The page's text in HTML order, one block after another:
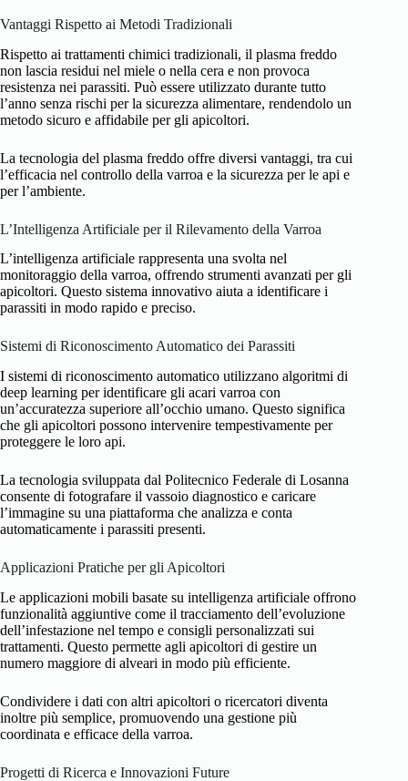
Vantaggi Rispetto ai Metodi Tradizionali
Rispetto ai trattamenti chimici tradizionali, il plasma freddo
non lascia residui nel miele o nella cera e non provoca
resistenza nei parassiti. Può essere utilizzato durante tutto
l’anno senza rischi per la sicurezza alimentare, rendendolo un
metodo sicuro e affidabile per gli apicoltori.
La tecnologia del plasma freddo offre diversi vantaggi, tra cui
l’efficacia nel controllo della varroa e la sicurezza per le api e
per l’ambiente.
L’Intelligenza Artificiale per il Rilevamento della Varroa
L’intelligenza artificiale rappresenta una svolta nel
monitoraggio della varroa, offrendo strumenti avanzati per gli
apicoltori. Questo sistema innovativo aiuta a identificare i
parassiti in modo rapido e preciso.
Sistemi di Riconoscimento Automatico dei Parassiti
I sistemi di riconoscimento automatico utilizzano algoritmi di
deep learning per identificare gli acari varroa con
un’accuratezza superiore all’occhio umano. Questo significa
che gli apicoltori possono intervenire tempestivamente per
proteggere le loro api.
La tecnologia sviluppata dal Politecnico Federale di Losanna
consente di fotografare il vassoio diagnostico e caricare
l’immagine su una piattaforma che analizza e conta
automaticamente i parassiti presenti.
Applicazioni Pratiche per gli Apicoltori
Le applicazioni mobili basate su intelligenza artificiale offrono
funzionalità aggiuntive come il tracciamento dell’evoluzione
dell’infestazione nel tempo e consigli personalizzati sui
trattamenti. Questo permette agli apicoltori di gestire un
numero maggiore di alveari in modo più efficiente.
Condividere i dati con altri apicoltori o ricercatori diventa
inoltre più semplice, promuovendo una gestione più
coordinata e efficace della varroa.
Progetti di Ricerca e Innovazioni Future